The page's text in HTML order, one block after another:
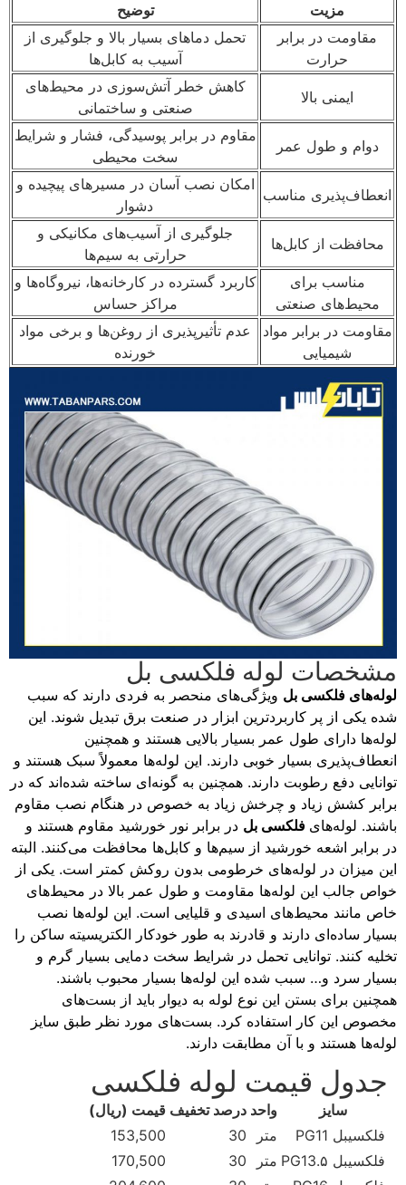
مزیت
توضیح
مقاومت در برابر
حرارت
تحمل دماهای بسیار بالا و جلوگیری از
آسیب به کابل‌ها
ایمنی بالا
کاهش خطر آتش‌سوزی در محیط‌های
صنعتی و ساختمانی
دوام و طول عمر
مقاوم در برابر پوسیدگی، فشار و شرایط
سخت محیطی
انعطاف‌پذیری مناسب
امکان نصب آسان در مسیرهای پیچیده و
دشوار
محافظت از کابل‌ها
جلوگیری از آسیب‌های مکانیکی و
حرارتی به سیم‌ها
مناسب برای
محیط‌های صنعتی
کاربرد گسترده در کارخانه‌ها، نیروگاه‌ها و
مراکز حساس
مقاومت در برابر مواد
شیمیایی
عدم تأثیرپذیری از روغن‌ها و برخی مواد
خورنده
مشخصات لوله فلکسی بل
لوله‌های فلکسی بل ویژگی‌های منحصر به فردی دارند که سبب
شده یکی از پر کاربردترین ابزار در صنعت برق تبدیل شوند. این
لوله‌ها دارای طول عمر بسیار بالایی هستند و همچنین
انعطاف‌پذیری بسیار خوبی دارند. این لوله‌ها معمولاً سبک هستند و
توانایی دفع رطوبت دارند. همچنین به گونه‌ای ساخته شده‌اند که در
برابر کشش زیاد و چرخش زیاد به خصوص در هنگام نصب مقاوم
باشند. لوله‌های فلکسی بل در برابر نور خورشید مقاوم هستند و
در برابر اشعه خورشید از سیم‌ها و کابل‌ها محافظت می‌کنند. البته
این میزان در لوله‌های خرطومی بدون روکش کمتر است. یکی از
خواص جالب این لوله‌ها مقاومت و طول عمر بالا در محیط‌های
خاص مانند محیط‌های اسیدی و قلیایی است. این لوله‌ها نصب
بسیار ساده‌ای دارند و قادرند به طور خودکار الکتریسیته ساکن را
تخلیه کنند. توانایی تحمل در شرایط سخت دمایی بسیار گرم و
بسیار سرد و… سبب شده این لوله‌ها بسیار محبوب باشند.
همچنین برای بستن این نوع لوله به دیوار باید از بست‌های
مخصوص این کار استفاده کرد. بست‌های مورد نظر طبق سایز
لوله‌ها هستند و با آن مطابقت دارند.
جدول قیمت لوله فلکسی
سایز واحد درصد تخفیف قیمت (ریال)
فلکسیبل PG11
متر 30
153,500
فلکسیبل PG13.۵
متر 30
170,500